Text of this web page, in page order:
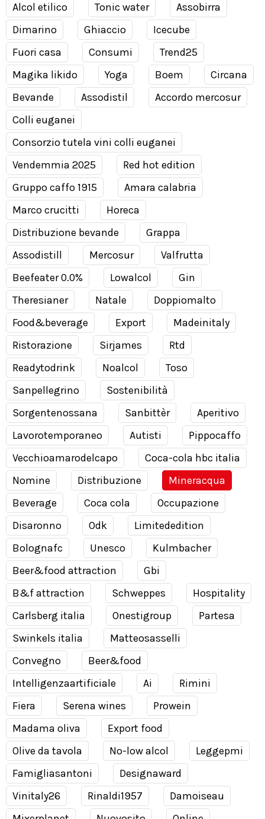
Alcol etilico
Tonic water
Assobirra
Dimarino
Ghiaccio
Icecube
Fuori casa
Consumi
Trend25
Magika likido
Yoga Boem
Circana
Bevande
Assodistil
Accordo mercosur
Colli euganei
Consorzio tutela vini colli euganei
Vendemmia 2025
Red hot edition
Gruppo caffo 1915
Amara calabria
Marco crucitti
Horeca
Distribuzione bevande
Grappa
Assodistill
Mercosur
Valfrutta
Beefeater 0.0%
Lowalcol
Gin
Theresianer
Natale
Doppiomalto
Food&beverage
Export
Madeinitaly
Ristorazione
Sirjames
Rtd
Readytodrink
Noalcol
Toso
Sanpellegrino
Sostenibilità
Sorgentenossana
Sanbittèr
Aperitivo
Lavorotemporaneo
Autisti
Pippocaffo
Vecchioamarodelcapo
Coca-cola hbc italia
Nomine
Distribuzione
Mineracqua
Beverage
Coca cola
Occupazione
Disaronno
Odk
Limitededition
Bolognafc
Unesco
Kulmbacher
Beer&food attraction
Gbi
B&f attraction
Schweppes
Hospitality
Carlsberg italia
Onestigroup
Partesa
Swinkels italia
Matteosasselli
Convegno
Beer&food
Intelligenzaartificiale
Ai
Rimini
Fiera
Serena wines
Prowein
Madama oliva
Export food
Olive da tavola
No-low alcol
Leggepmi
Famigliasantoni
Designaward
Vinitaly26
Rinaldi1957
Damoiseau